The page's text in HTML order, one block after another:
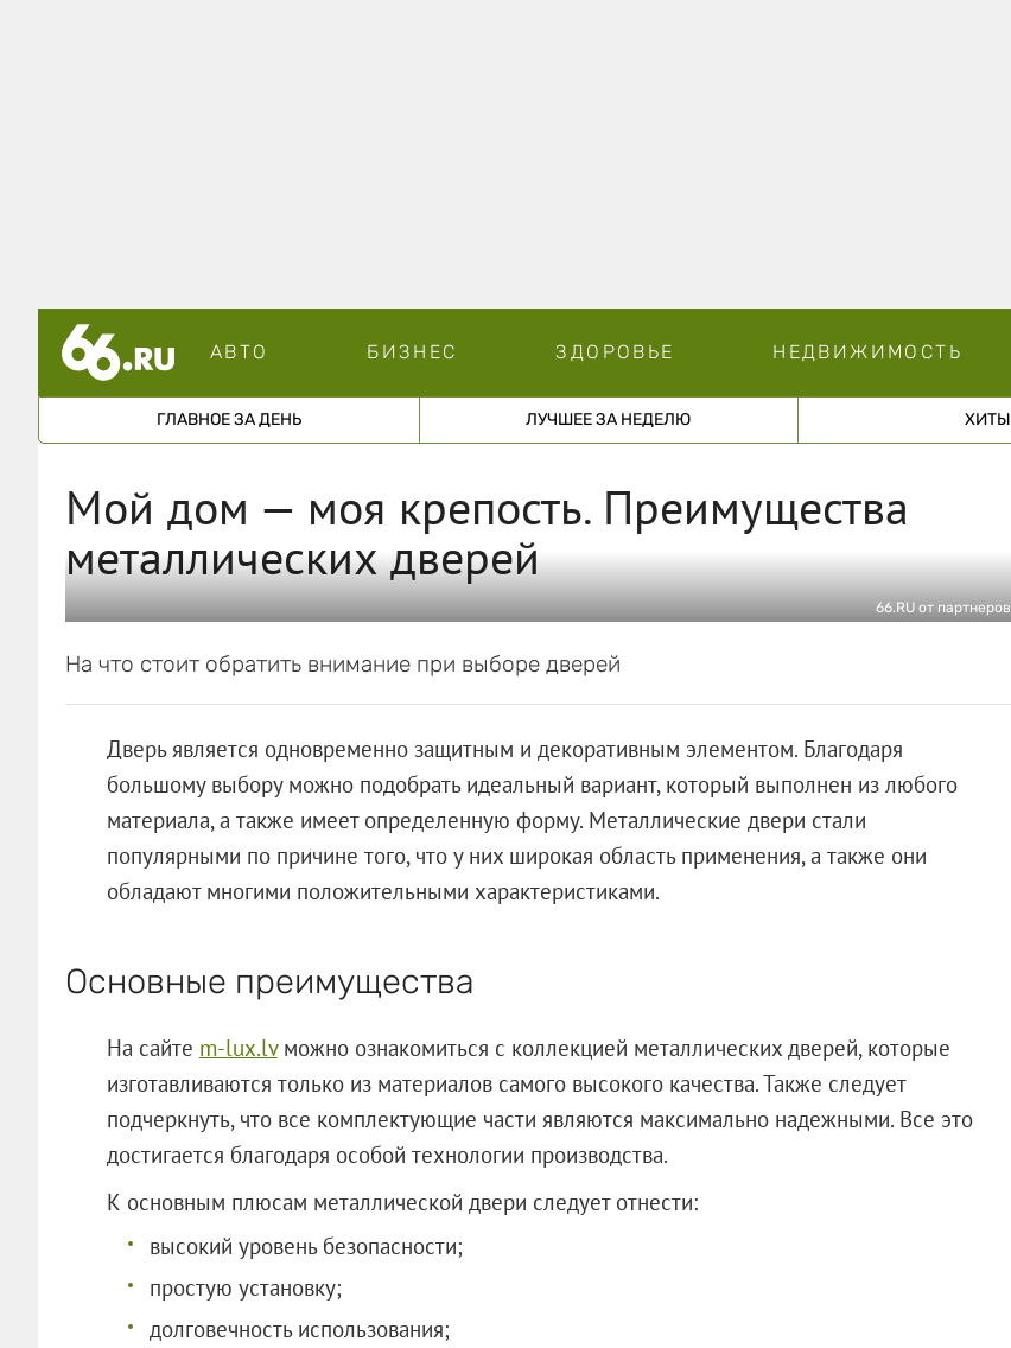
АВТО БИЗНЕС ЗДОРОВЬЕ НЕДВИЖИМОСТЬ
ГЛАВНОЕ ЗА ДЕНЬ ЛУЧШЕЕ ЗА НЕДЕЛЮ ХИТЫ
Мой дом — моя крепость. Преимущества
металлических дверей
66.RU от партнеров
На что стоит обратить внимание при выборе дверей
Дверь является одновременно защитным и декоративным элементом. Благодаря
большому выбору можно подобрать идеальный вариант, который выполнен из любого
материала, а также имеет определенную форму. Металлические двери стали
популярными по причине того, что у них широкая область применения, а также они
обладают многими положительными характеристиками.
Основные преимущества
На сайте m-lux.lvможно ознакомиться с коллекцией металлических дверей, которые
изготавливаются только из материалов самого высокого качества. Также следует
подчеркнуть, что все комплектующие части являются максимально надежными. Все это
достигается благодаря особой технологии производства.
К основным плюсам металлической двери следует отнести:
высокий уровень безопасности;
простую установку;
долговечность использования;